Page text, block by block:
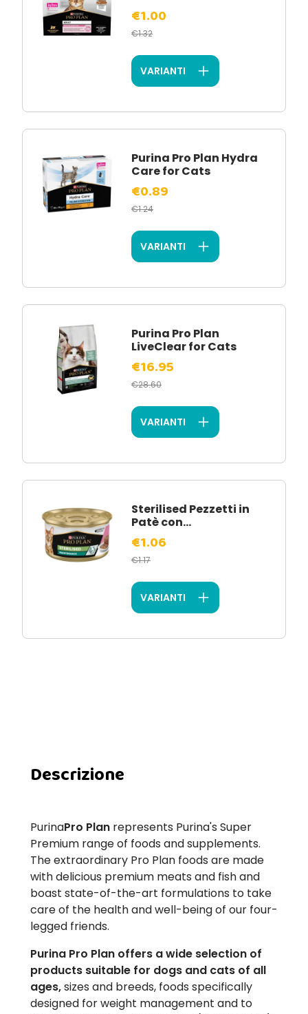
€1.00
€1.32
VARIANTI
Purina Pro Plan Hydra
Care for Cats
€0.89
€1.24
VARIANTI
Purina Pro Plan
LiveClear for Cats
€16.95
€28.60
VARIANTI
Sterilised Pezzetti in
Patè con...
€1.06
€1.17
VARIANTI
Descrizione
PurinaPro Plan represents Purina's Super
Premium range of foods and supplements.
The extraordinary Pro Plan foods are made
with delicious premium meats and fish and
boast state-of-the-art formulations to take
care of the health and well-being of our four-
legged friends.
Purina Pro Plan offers a wide selection of
products suitable for dogs and cats of all
ages,sizes and breeds, foods specifically
designed for weight management and to